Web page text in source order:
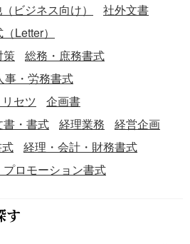
ビジネス向け）
社外文書
Letter）
策
総務・庶務書式
事・労務書式
リセツ
企画書
書・書式
経理業務
経営企画
経理・会計・財務書式
ロモーション書式
す